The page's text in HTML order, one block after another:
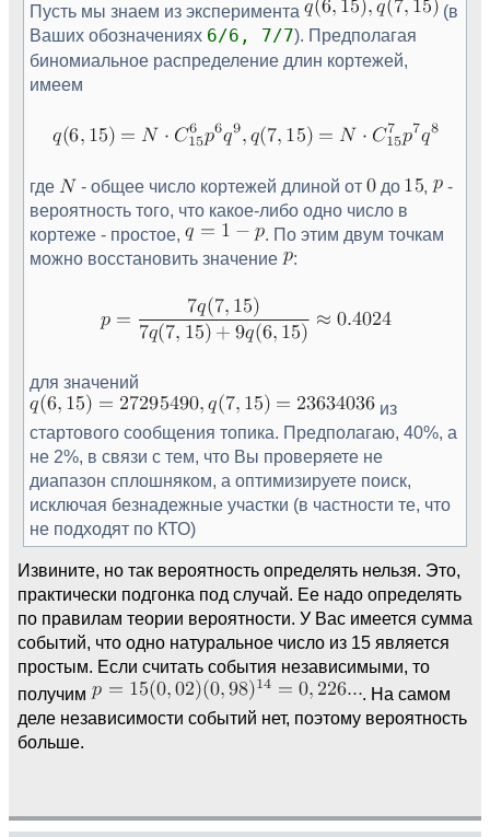
Пусть мы знаем из эксперимента
(в
Ваших обозначениях 6/6, 7/7). Предполагая
биномиальное распределение длин кортежей,
имеем
где - общее число кортежей длиной от до
-
вероятность того, что какое-либо одно число в
кортеже - простое,
. По этим двум точкам
можно восстановить значение
:
для значений
из
стартового сообщения топика. Предполагаю, 40%, а
не 2%, в связи с тем, что Вы проверяете не
диапазон сплошняком, а оптимизируете поиск,
исключая безнадежные участки (в частности те, что
не подходят по КТО)
Извините, но так вероятность определять нельзя. Это,
практически подгонка под случай. Ее надо определять
по правилам теории вероятности. У Вас имеется сумма
событий, что одно натуральное число из 15 является
простым. Если считать события независимыми, то
получим
. На самом
деле независимости событий нет, поэтому вероятность
больше.